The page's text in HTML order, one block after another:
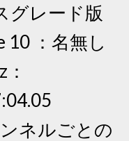
グレード版
10 ：名無し
ネルごとの